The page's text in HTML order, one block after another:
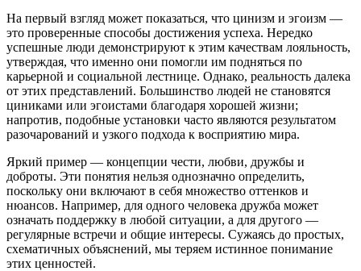
На первый взгляд может показаться, что цинизм и эгоизм —
это проверенные способы достижения успеха. Нередко
успешные люди демонстрируют к этим качествам лояльность,
утверждая, что именно они помогли им подняться по
карьерной и социальной лестнице. Однако, реальность далека
от этих представлений. Большинство людей не становятся
циниками или эгоистами благодаря хорошей жизни;
напротив, подобные установки часто являются результатом
разочарований и узкого подхода к восприятию мира.
Яркий пример — концепции чести, любви, дружбы и
доброты. Эти понятия нельзя однозначно определить,
поскольку они включают в себя множество оттенков и
нюансов. Например, для одного человека дружба может
означать поддержку в любой ситуации, а для другого —
регулярные встречи и общие интересы. Сужаясь до простых,
схематичных объяснений, мы теряем истинное понимание
этих ценностей.